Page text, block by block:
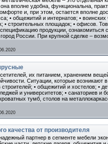
вполне удобна, функциональна,
и, при этом, остается вполне
• общежитий и интернатов; •
• строительных площадок; • офисов.
продукции,
России. При крупной сделке –
их питанием, хранением
Ситуации, которые возникают
строителей; • общежитий и хостелов; •
и университетов; • санаториев
тумб, столов на
качества от производителя
партнер в сегменте мебели